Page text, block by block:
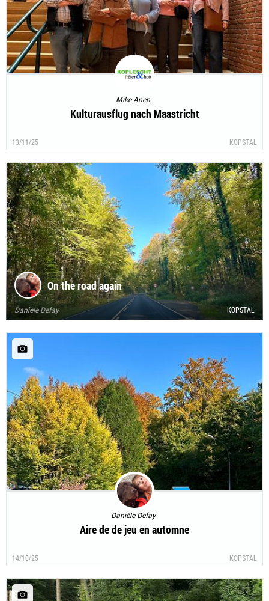
Mike Anen
Kulturausflug nach Maastricht
13/11/25 KOPSTAL
On the road again
Danièle Defay KOPSTAL
Danièle Defay
Aire de de jeu en automne
14/10/25 KOPSTAL